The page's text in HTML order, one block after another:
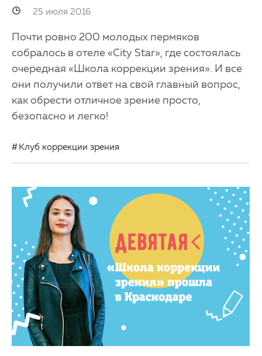
25 июля 2016
Почти ровно 200 молодых пермяков
собралось в отеле «City Star», где состоялась
очередная «Школа коррекции зрения». И все
они получили ответ на свой главный вопрос,
как обрести отличное зрение просто,
безопасно и легко!
Клуб коррекции зрения